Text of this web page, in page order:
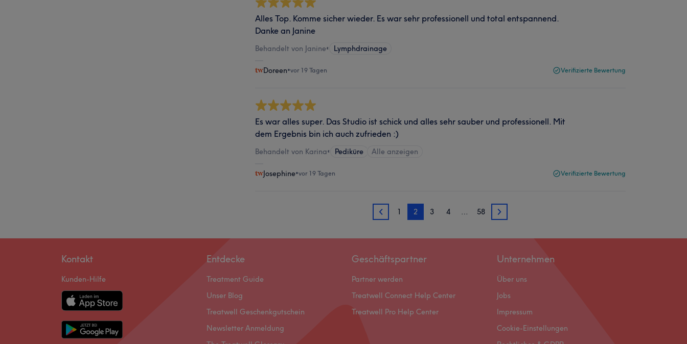
Alles Top. Komme sicher wieder. Es war sehr professionell und total entspannend.
Danke an Janine
Behandelt von Janine• Lymphdrainage
Doreen•vor 19 Tagen Verifizierte Bewertung
Es war alles super. Das Studio ist schick und alles sehr sauber und professionell. Mit
dem Ergebnis bin ich auch zufrieden :)
Behandelt von Karina• Pediküre Alle anzeigen
Josephine•vor 19 Tagen Verifizierte Bewertung
1 1 2 3 4 … 58 3
Kontakt
Kunden-Hilfe
Entdecke
Treatment Guide
Unser Blog
Treatwell Geschenkgutschein
Newsletter Anmeldung
Geschäftspartner
Partner werden
Treatwell Connect Help Center
Treatwell Pro Help Center
Unternehmen
Über uns
Jobs
Impressum
Cookie-Einstellungen